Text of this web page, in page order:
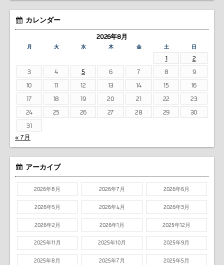
カレンダー
2026年8月
月 火 水 木 金 土 日
1
2
3
4 5 6 7 8
9
10
11 12 13 14 15
16
17
18 19 20 21 22
23
24
25 26 27 28 29
30
31
« 7月
アーカイブ
2026年8月 2026年7月 2026年6月
2026年5月 2026年4月 2026年3月
2026年2月 2026年1月 2025年12月
2025年11月 2025年10月 2025年9月
2025年8月 2025年7月 2025年5月